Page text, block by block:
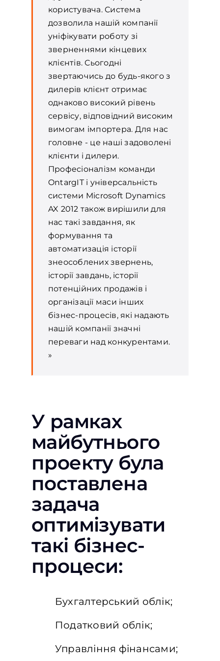
користувача. Система
дозволила нашій компанії
уніфікувати роботу зі
зверненнями кінцевих
клієнтів. Сьогодні
звертаючись до будь-якого з
дилерів клієнт отримає
однаково високий рівень
сервісу, відповідний високим
вимогам імпортера. Для нас
головне - це наші задоволені
клієнти і дилери.
Професіоналізм команди
OntargIT і універсальність
системи Microsoft Dynamics
AX 2012 також вирішили для
нас такі завдання, як
формування та
автоматизація історії
знеособлених звернень,
історії завдань, історії
потенційних продажів і
організації маси інших
бізнес-процесів, які надають
нашій компанії значні
переваги над конкурентами.
»
У рамках
майбутнього
проекту була
поставлена ​​
задача
оптимізувати
такі бізнес-
процеси:
Бухгалтерський облік;
Податковий облік;
Управління фінансами;